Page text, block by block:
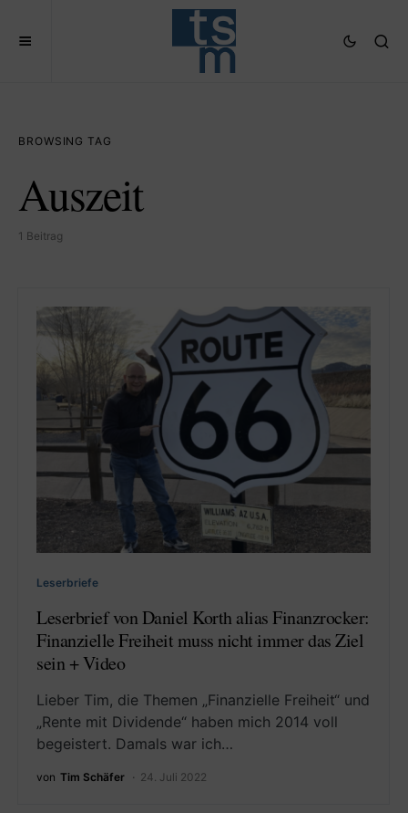
BROWSING TAG
Auszeit
1 Beitrag
Leserbriefe
Leserbrief von Daniel Korth alias Finanzrocker:
Finanzielle Freiheit muss nicht immer das Ziel
sein + Video
Lieber Tim, die Themen „Finanzielle Freiheit“ und
„Rente mit Dividende“ haben mich 2014 voll
begeistert. Damals war ich…
von Tim Schäfer 24. Juli 2022